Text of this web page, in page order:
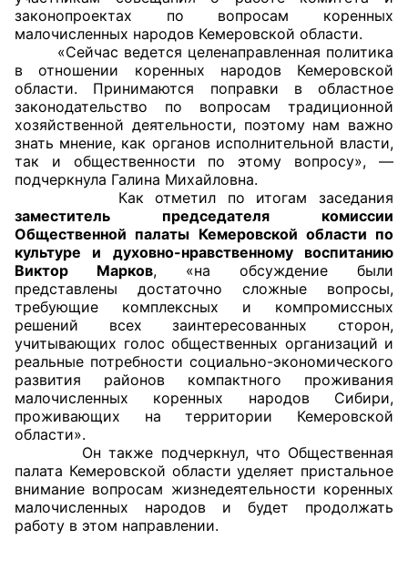
Общественные советы
Общественные советы при территориальных
органах федеральных органов
исполнительной власти
Общественные советы по проведению
независимой оценки качества условий
оказания услуг
О Палате
Структура Палаты
Комиссии
Экспертный совет ОП КО
Совет ОП КО
Общественный штаб
Члены ОП КО
Документы ОП КО
законопроектах по вопросам коренных
малочисленных народов Кемеровской области.
«Сейчас ведется целенаправленная политика
в отношении коренных народов Кемеровской
области. Принимаются поправки в областное
законодательство по вопросам традиционной
хозяйственной деятельности, поэтому нам важно
знать мнение, как органов исполнительной власти,
так и общественности по этому вопросу», —
подчеркнула Галина Михайловна.
Как отметил по итогам заседания
заместитель председателя комиссии
Общественной палаты Кемеровской области по
культуре и духовно-нравственному воспитанию
Виктор Марков, «на обсуждение были
представлены достаточно сложные вопросы,
требующие комплексных и компромиссных
решений всех заинтересованных сторон,
учитывающих голос общественных организаций и
реальные потребности социально-экономического
развития районов компактного проживания
малочисленных коренных народов Сибири,
проживающих на территории Кемеровской
области».
Он также подчеркнул, что Общественная
палата Кемеровской области уделяет пристальное
внимание вопросам жизнедеятельности коренных
малочисленных народов и будет продолжать
работу в этом направлении.